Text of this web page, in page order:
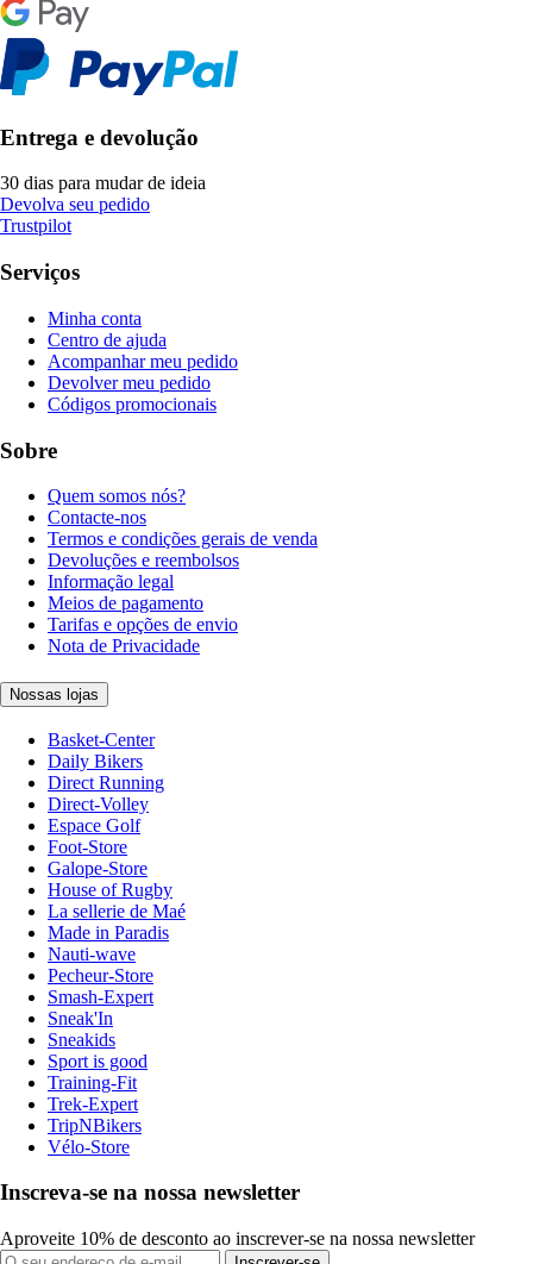
Entrega e devolução
30 dias para mudar de ideia
Devolva seu pedido
Trustpilot
Serviços
Minha conta
Centro de ajuda
Acompanhar meu pedido
Devolver meu pedido
Códigos promocionais
Sobre
Quem somos nós?
Contacte-nos
Termos e condições gerais de venda
Devoluções e reembolsos
Informação legal
Meios de pagamento
Tarifas e opções de envio
Nota de Privacidade
Nossas lojas
Basket-Center
Daily Bikers
Direct Running
Direct-Volley
Espace Golf
Foot-Store
Galope-Store
House of Rugby
La sellerie de Maé
Made in Paradis
Nauti-wave
Pecheur-Store
Smash-Expert
Sneak'In
Sneakids
Sport is good
Training-Fit
Trek-Expert
TripNBikers
Vélo-Store
Inscreva-se na nossa newsletter
Aproveite 10% de desconto ao inscrever-se na nossa newsletter